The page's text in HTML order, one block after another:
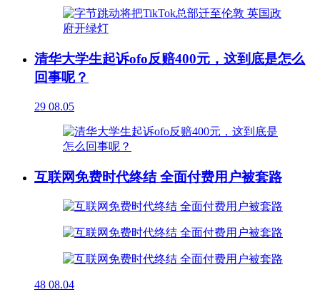
清华大学生起诉ofo反赔400元，这到底是怎么
回事呢？
29 08.05
互联网免费时代终结 全面付费用户被套路
48 08.04